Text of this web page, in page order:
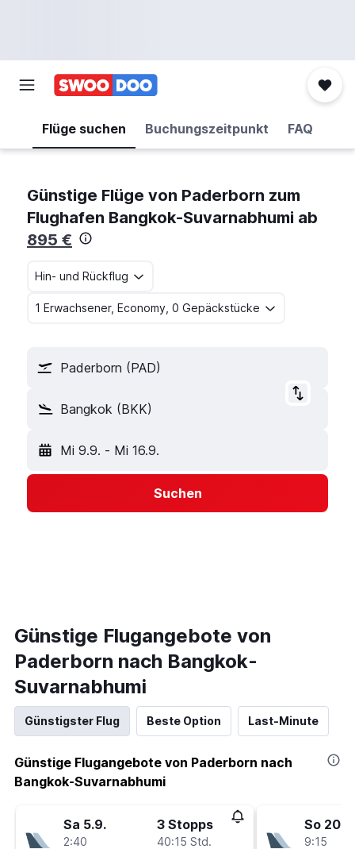
Flüge suchen Buchungszeitpunkt FAQ
Günstige Flüge von Paderborn zum
Flughafen Bangkok-Suvarnabhumi ab
895 €
Hin- und Rückflug
1 Erwachsener, Economy, 0 Gepäckstücke
Paderborn (PAD)
Bangkok (BKK)
Mi 9.9. - Mi 16.9.
Suchen
Günstige Flugangebote von
Paderborn nach Bangkok-
Suvarnabhumi
Günstigster Flug Beste Option Last-Minute
Günstige Flugangebote von Paderborn nach
Bangkok-Suvarnabhumi
Sa 5.9.
2:40
3 Stopps
40:15 Std.
So 20.9.
9:15